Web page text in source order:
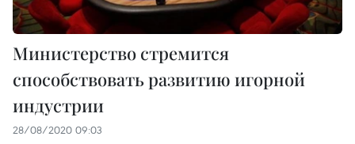
Министерство стремится
способствовать развитию игорной
индустрии
28/08/2020 09:03